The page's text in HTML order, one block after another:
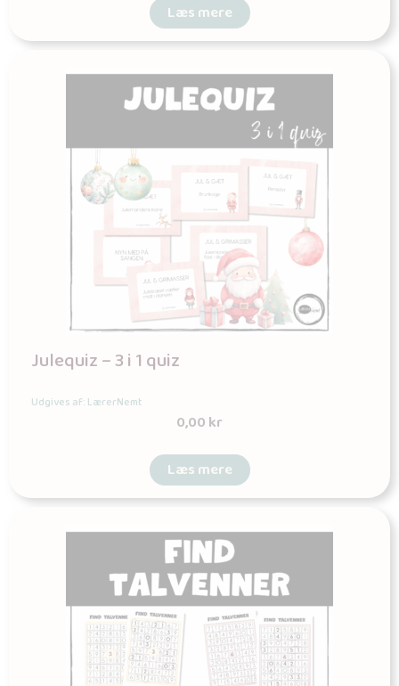
Læs mere
Julequiz – 3 i 1 quiz
Udgives af: LærerNemt
0,00kr
Læs mere